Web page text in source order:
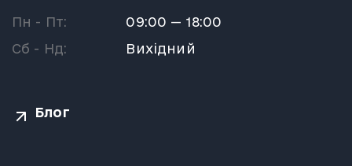
Пн - Пт:
09:00 — 18:00
Сб - Нд:
Вихідний
Блог